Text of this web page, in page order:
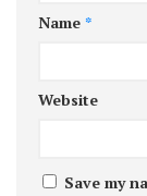
Name *
Website
Save my